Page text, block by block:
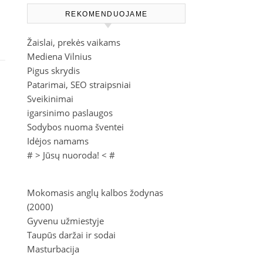
REKOMENDUOJAME
Žaislai, prekės vaikams
Mediena Vilnius
Pigus skrydis
Patarimai, SEO straipsniai
Sveikinimai
igarsinimo paslaugos
Sodybos nuoma šventei
Idėjos namams
# > Jūsų nuoroda! < #
Mokomasis anglų kalbos žodynas
(2000)
Gyvenu užmiestyje
Taupūs daržai ir sodai
Masturbacija